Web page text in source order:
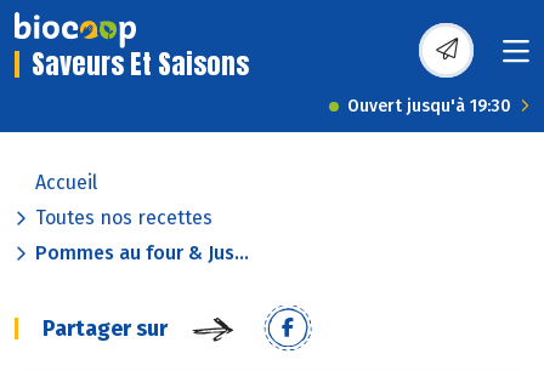
Saveurs Et Saisons
Ouvert jusqu'à 19:30
Accueil
Toutes nos recettes
Pommes au four & Jus...
Partager sur